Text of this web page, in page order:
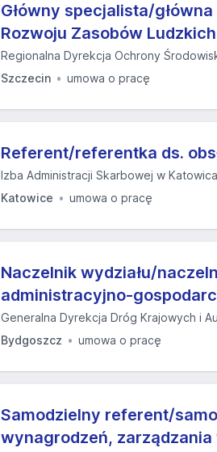
Główny specjalista/
Rozwoju Zasobów Ludzkich
Regionalna Dyrekcja Ochrony
Szczecin
umowa o pracę
Referent/referentka ds.
Izba Administracji Skarbowej w
Katowice
umowa o pracę
Naczelnik wydziału/
administracyjno-
Generalna Dyrekcja Dróg Krajowych i
Bydgoszcz
umowa o pracę
Samodzielny referent/
wynagrodzeń,